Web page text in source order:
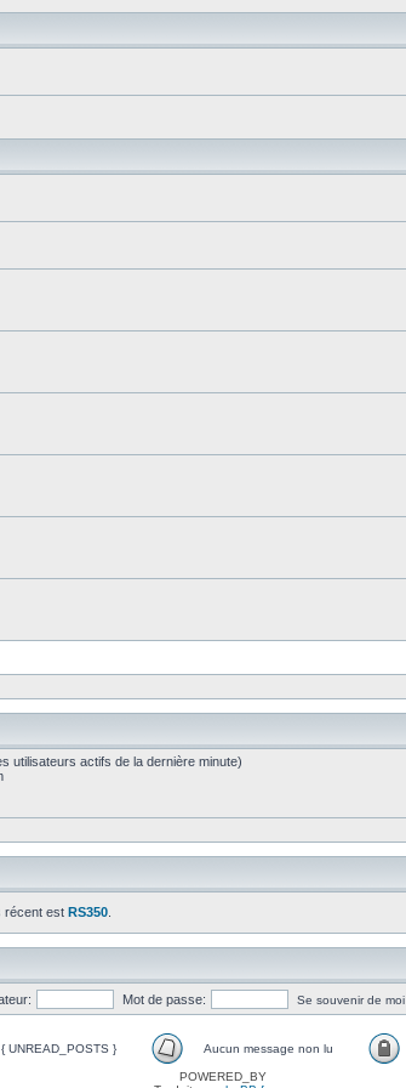
utilisateurs actifs de la dernière minute)
récent est RS350
Mot de passe: Se souvenir de moi
{ UNREAD_POSTS } Aucun message non lu
POWERED_BY